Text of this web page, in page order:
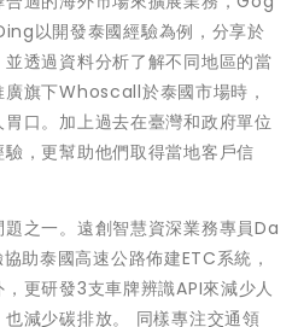
以開發泰國經驗為例，分享於
透過資料分析了解不同地區的當
旗下Whoscall於泰國市場時，
口。加上過去在臺灣和政府單位
，更幫助他們取得當地客戶信
之一。遠創智慧資深業務專員Da
助泰國高速公路佈建ETC系統，
更研發3支車牌辨識API來減少人
減少碳排放。 同樣專注交通領